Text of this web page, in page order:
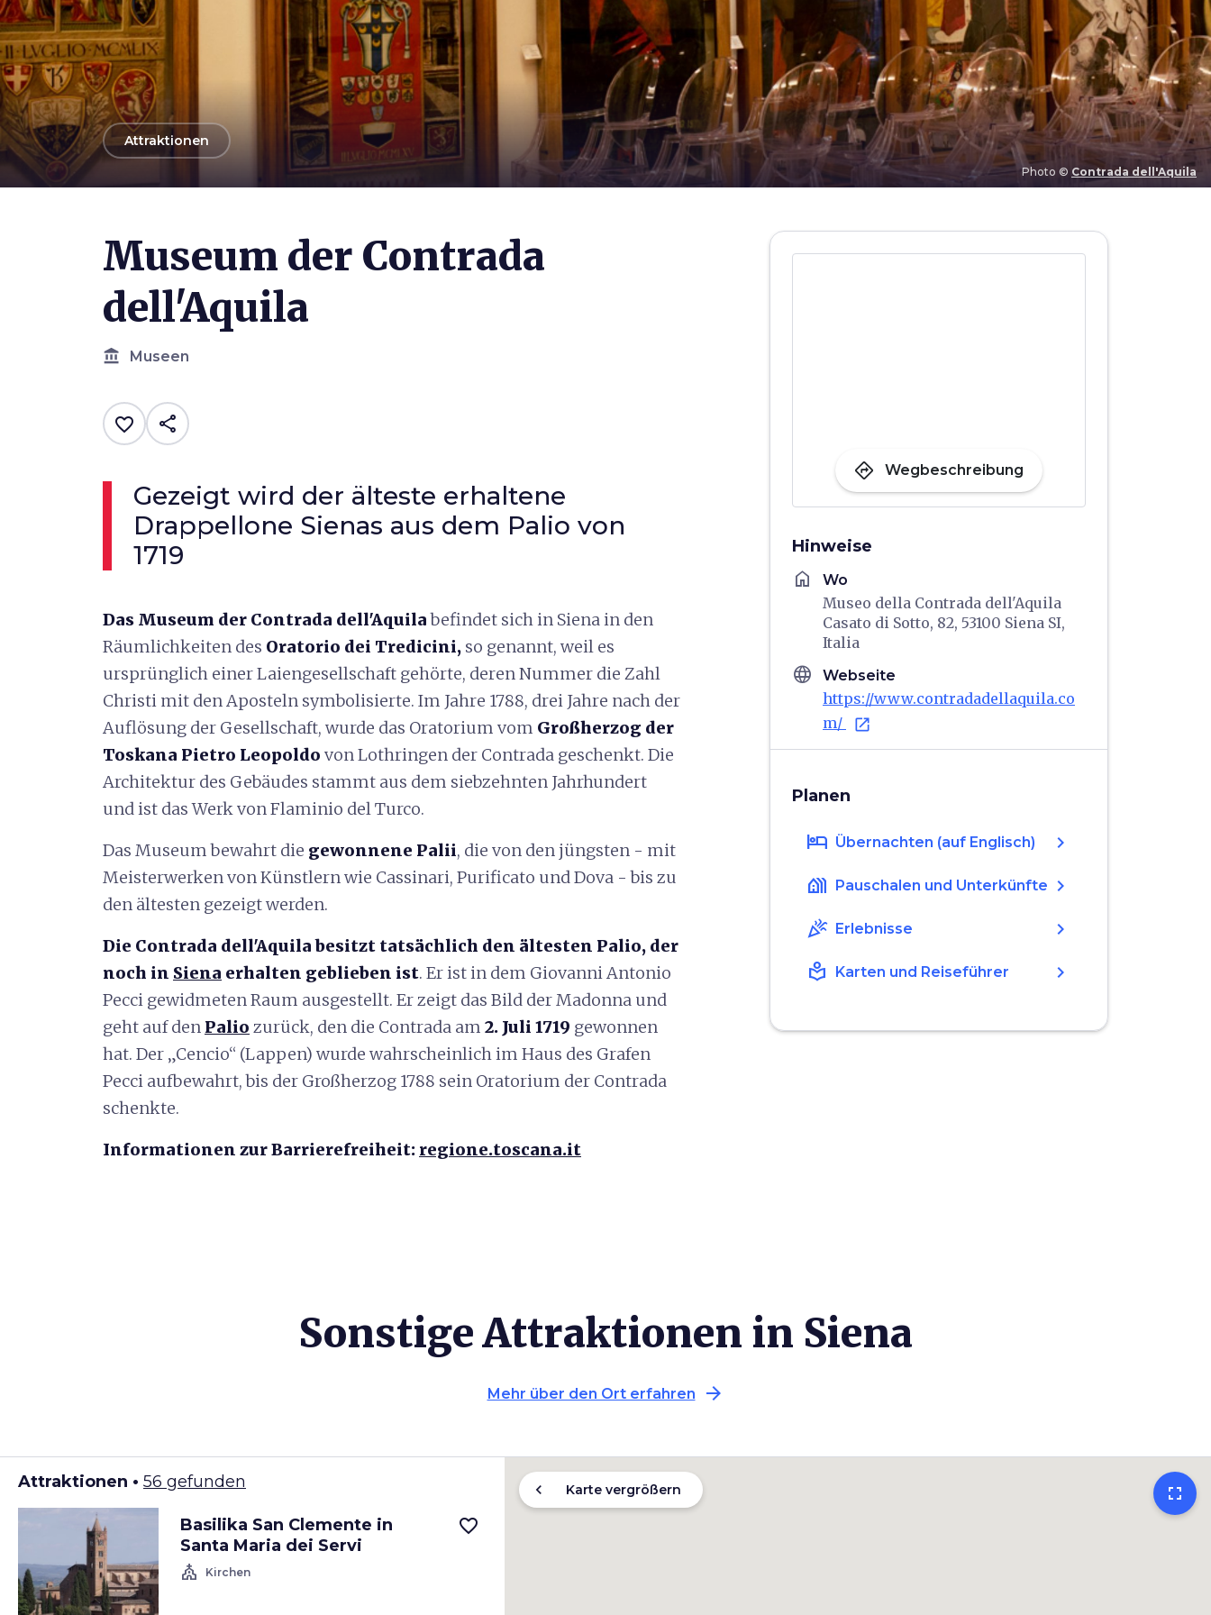
Photo © Contrada dell'Aquila
arrow_backAttraktionen
Museum der Contrada
dell'Aquila
account_balance Museen
favorite_border share
Gezeigt wird der älteste erhaltene
Drappellone Sienas aus dem Palio von
1719
Das Museum der Contrada dell'Aquilabefindet sich in Siena in den
Räumlichkeiten des Oratorio dei Tredicini, so genannt, weil es
ursprünglich einer Laiengesellschaft gehörte, deren Nummer die Zahl
Christi mit den Aposteln symbolisierte. Im Jahre 1788, drei Jahre nach der
Auflösung der Gesellschaft, wurde das Oratorium vom Großherzog der
Toskana Pietro Leopoldo von Lothringen der Contrada geschenkt. Die
Architektur des Gebäudes stammt aus dem siebzehnten Jahrhundert
und ist das Werk von Flaminio del Turco.
Das Museum bewahrt die gewonnene Palii, die von den jüngsten - mit
Meisterwerken von Künstlern wie Cassinari, Purificato und Dova - bis zu
den ältesten gezeigt werden.
Die Contrada dell'Aquila besitzt tatsächlich den ältesten Palio, der
noch in Siena erhalten geblieben ist. Er ist in dem Giovanni Antonio
Pecci gewidmeten Raum ausgestellt. Er zeigt das Bild der Madonna und
geht auf den Palio zurück, den die Contrada am 2. Juli 1719 gewonnen
hat. Der „Cencio“ (Lappen) wurde wahrscheinlich im Haus des Grafen
Pecci aufbewahrt, bis der Großherzog 1788 sein Oratorium der Contrada
schenkte.
Informationen zur Barrierefreiheit: regione.toscana.it
directions Wegbeschreibung
Hinweise
home Wo
Museo della Contrada dell'Aquila
Casato di Sotto, 82, 53100 Siena SI,
Italia
language Webseite
https://www.contradadellaquila.co
m/
open_in_new
Planen
hotel Übernachten (auf Englisch) chevron_right
holiday_village Pauschalen und Unterkünfte chevron_right
celebration Erlebnisse chevron_right
local_library Karten und Reiseführer chevron_right
Sonstige Attraktionen in Siena
Mehr über den Ort erfahren arrow_forward
Attraktionen • 56 gefunden
Basilika San Clemente in
Santa Maria dei Servi
church Kirchen
favorite_border
fullscreen
chevron_left Karte vergrößern